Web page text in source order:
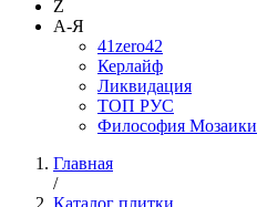
Z
А-Я
41zero42
Керлайф
Ликвидация
ТОП РУС
Философия Мозаики
Главная
/
Каталог плитки